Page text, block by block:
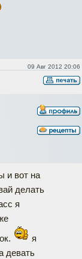
09 Авг 2012 20:06
и вот на
делать
я
я
девать